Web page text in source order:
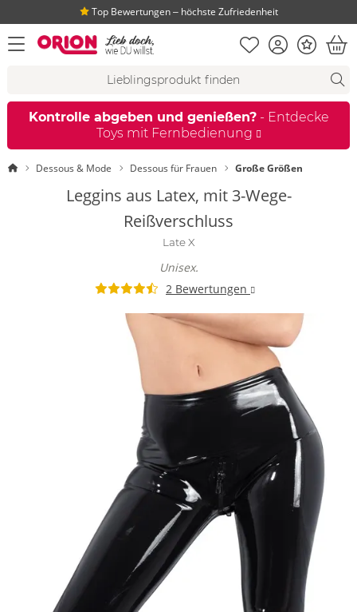
Top Bewertungen ‒ höchste Zufriedenheit
Menü öffnen Merkliste
KontoBonus
Kontrolle abgeben und genießen?- Entdecke
Toys mit Fernbedienung
StartseiteDessous & Mode Dessous für Frauen Große Größen
Leggins aus Latex, mit 3-Wege-
Reißverschluss
Late X
Unisex.
2 Bewertungen